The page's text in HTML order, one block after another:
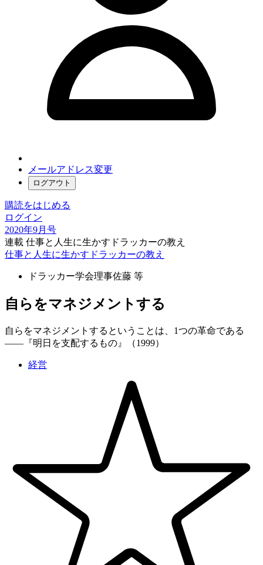
メールアドレス変更
ログアウト
購読をはじめる
ログイン
2020年9月号
連載 仕事と人生に生かすドラッカーの教え
仕事と人生に生かすドラッカーの教え
ドラッカー学会理事佐藤 等
自らをマネジメントする
自らをマネジメントするということは、1つの革命である
——『明日を支配するもの』（1999）
経営